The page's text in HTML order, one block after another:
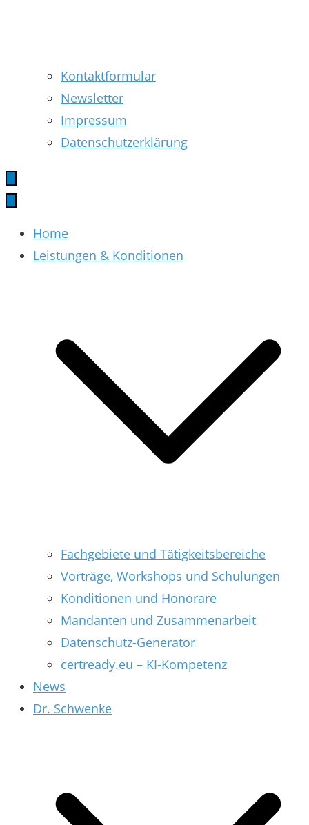
Kontaktformular
Newsletter
Impressum
Datenschutzerklärung
Home
Leistungen & Konditionen
Fachgebiete und Tätigkeitsbereiche
Vorträge, Workshops und Schulungen
Konditionen und Honorare
Mandanten und Zusammenarbeit
Datenschutz-Generator
certready.eu – KI-Kompetenz
News
Dr. Schwenke